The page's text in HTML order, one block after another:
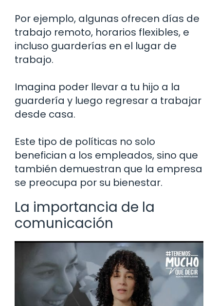
Por ejemplo, algunas ofrecen días de
trabajo remoto, horarios flexibles, e
incluso guarderías en el lugar de
trabajo.
Imagina poder llevar a tu hijo a la
guardería y luego regresar a trabajar
desde casa.
Este tipo de políticas no solo
benefician a los empleados, sino que
también demuestran que la empresa
se preocupa por su bienestar.
La importancia de la
comunicación